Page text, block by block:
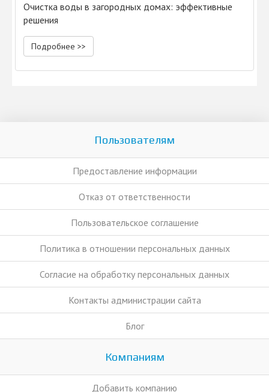
Очистка воды в загородных домах: эффективные
решения
Подробнее >>
Пользователям
Предоставление информации
Отказ от ответственности
Пользовательское соглашение
Политика в отношении персональных данных
Согласие на обработку персональных данных
Контакты администрации сайта
Блог
Компаниям
Добавить компанию